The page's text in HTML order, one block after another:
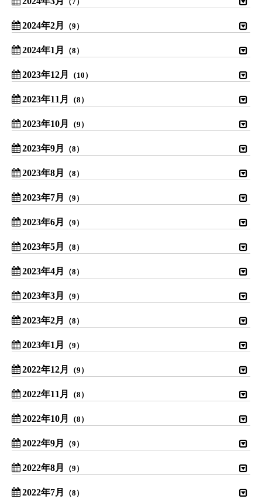
（7）
2024年2月 （9）
2024年1月 （8）
2023年12月 （10）
2023年11月 （8）
2023年10月 （9）
2023年9月 （8）
2023年8月 （8）
2023年7月 （9）
2023年6月 （9）
2023年5月 （8）
2023年4月 （8）
2023年3月 （9）
2023年2月 （8）
2023年1月 （9）
2022年12月 （9）
2022年11月 （8）
2022年10月 （8）
2022年9月 （9）
2022年8月 （9）
2022年7月 （8）